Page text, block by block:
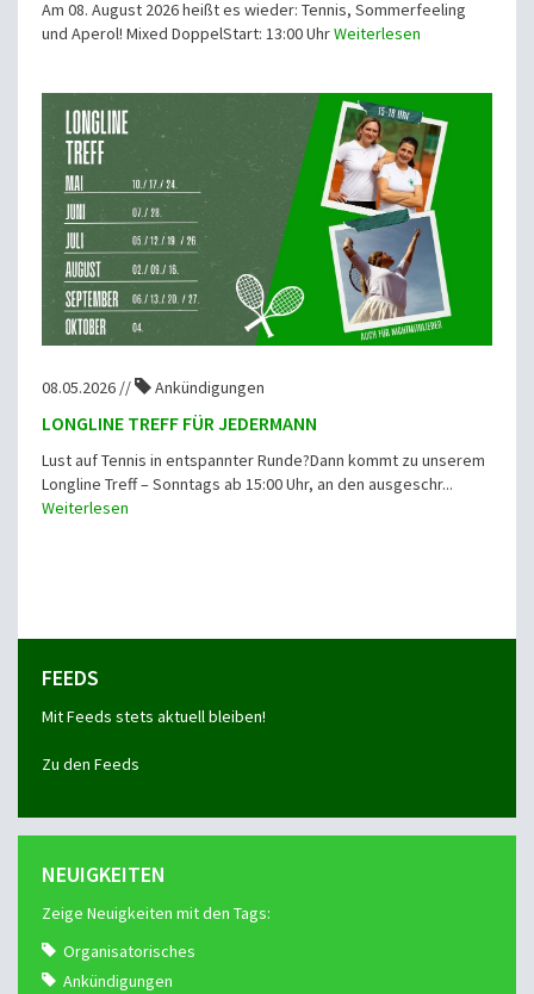
Am 08. August 2026 heißt es wieder: Tennis, Sommerfeeling
und Aperol! Mixed DoppelStart: 13:00 UhrWeiterlesen
08.05.2026 // Ankündigungen
LONGLINE TREFF FÜR JEDERMANN
Lust auf Tennis in entspannter Runde?Dann kommt zu unserem
Longline Treff – Sonntags ab 15:00 Uhr, an den ausgeschr...
Weiterlesen
FEEDS
Mit Feeds stets aktuell bleiben!
Zu den Feeds
NEUIGKEITEN
Zeige Neuigkeiten mit den Tags:
Organisatorisches
Ankündigungen